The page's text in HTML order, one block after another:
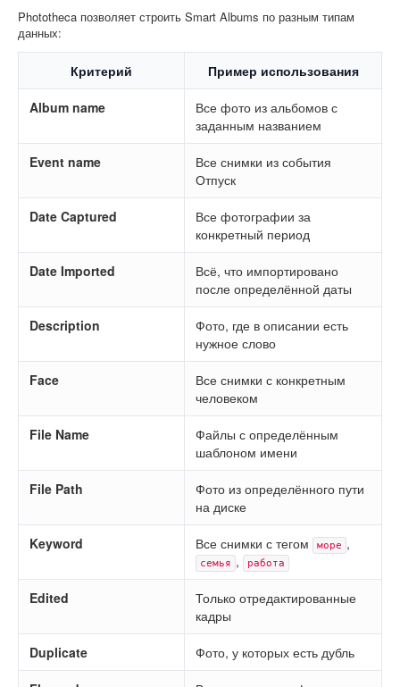
Phototheca позволяет строить Smart Albums по разным типам
данных:
Критерий Пример использования
Album name
Все фото из альбомов с
заданным названием
Event name
Все снимки из события
Отпуск
Date Captured
Все фотографии за
конкретный период
Date Imported
Всё, что импортировано
после определённой даты
Description
Фото, где в описании есть
нужное слово
Face
Все снимки с конкретным
человеком
File Name
Файлы с определённым
шаблоном имени
File Path
Фото из определённого пути
на диске
Keyword Все снимки с тегом море ,
семья , работа
Edited
Только отредактированные
кадры
Duplicate Фото, у которых есть дубль